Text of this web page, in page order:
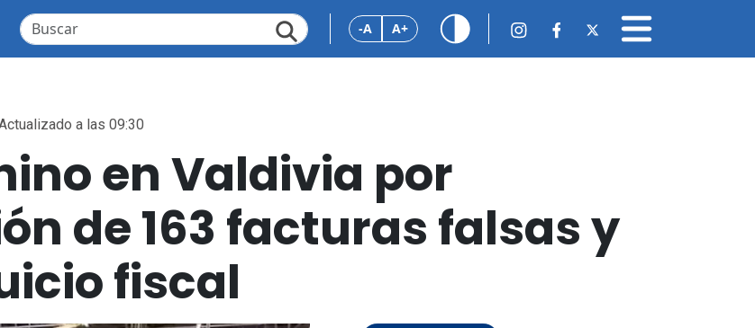
-A A+
a las 09:30
en Valdivia por
de 163 facturas falsas y
fiscal